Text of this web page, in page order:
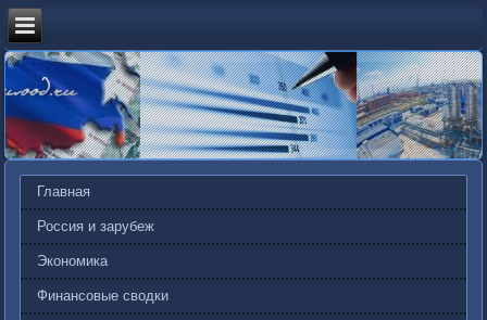
Главная
Россия и зарубеж
Экономика
Финансовые сводки